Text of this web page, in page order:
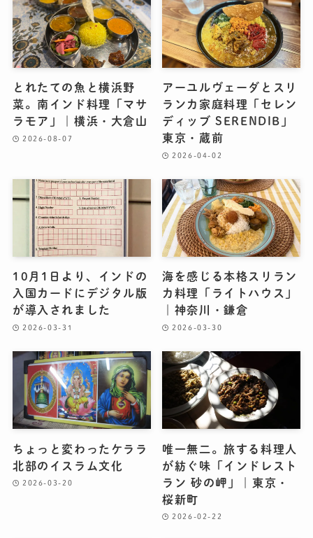
とれたての魚と横浜野
菜。南インド料理「マサ
ラモア」｜横浜・大倉山
2026-08-07
アーユルヴェーダとスリ
ランカ家庭料理「セレン
ディッブ SERENDIB」
東京・蔵前
2026-04-02
10月1日より、インドの
入国カードにデジタル版
が導入されました
2026-03-31
海を感じる本格スリラン
カ料理「ライトハウス」
｜神奈川・鎌倉
2026-03-30
ちょっと変わったケララ
北部のイスラム文化
2026-03-20
唯一無二。旅する料理人
が紡ぐ味「インドレスト
ラン 砂の岬」｜東京・
桜新町
2026-02-22